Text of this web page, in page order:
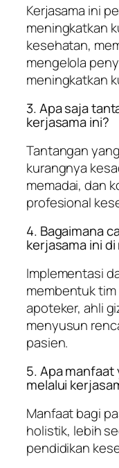
Kerjasama ini
meningkatkan
kesehatan,
mengelola
meningkatkan
3. Apa saja
kerjasama ini?
Tantangan
kurangnya
memadai, dan
profesional
4. Bagaimana
kerjasama ini
Implementasi
membentuk
apoteker, ahli
menyusun
pasien.
5. Apa
melalui
Manfaat bagi
holistik, lebih
pendidikan